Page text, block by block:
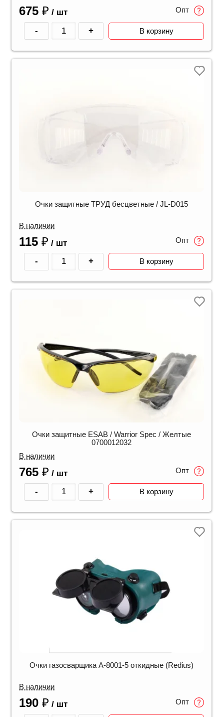
675 ₽ / шт Опт
- + В корзину
Очки защитные ТРУД бесцветные / JL-D015
В наличии
115 ₽ / шт Опт
- + В корзину
Очки защитные ESAB / Warrior Spec / Желтые
0700012032
В наличии
765 ₽ / шт Опт
- + В корзину
Очки газосварщика A-8001-5 откидные (Redius)
В наличии
190 ₽ / шт Опт